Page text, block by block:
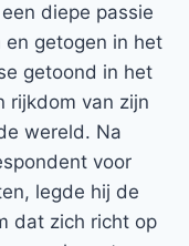
diepe passie
en getogen in het
getoond in het
rijkdom van zijn
wereld. Na
voor
legde hij de
dat zich richt op